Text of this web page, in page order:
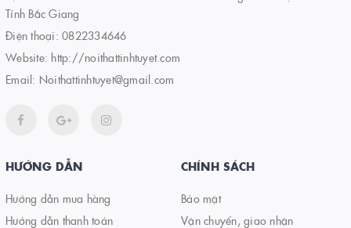
Tỉnh Bắc Giang
Điện thoại: 0822334646
Website: http://noithattinhtuyet.com
Email: Noithattinhtuyet@gmail.com
HƯỚNG DẪN
Hướng dẫn mua hàng
Hướng dẫn thanh toán
CHÍNH SÁCH
Bảo mật
Vận chuyển, giao nhận